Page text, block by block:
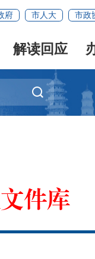
府 市人大 市政
解读回应
件库